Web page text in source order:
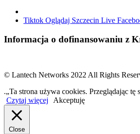
Tiktok Oglądaj Szczecin Live
Informacja o dofinansowaniu z
© Lantech Networks 2022 All Rights
.„Ta strona używa cookies. Przeglądając
Czytaj więcej
Akceptuję
Close